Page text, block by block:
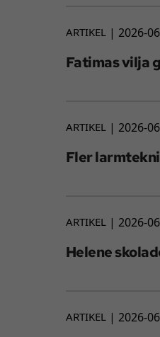
ARTIKEL 2026-
Fatimas vilja
ARTIKEL 2026-
Fler
ARTIKEL 2026-
Helene
ARTIKEL 2026-